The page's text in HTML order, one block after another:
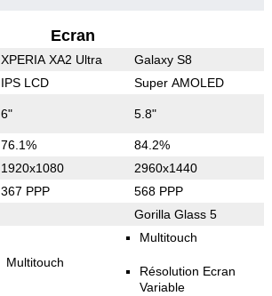
Ecran
XPERIA XA2 Ultra Galaxy S8
IPS LCD Super AMOLED
6" 5.8"
76.1% 84.2%
1920x1080 2960x1440
367 PPP 568 PPP
Gorilla Glass 5
Multitouch
Multitouch
Résolution Ecran
Variable